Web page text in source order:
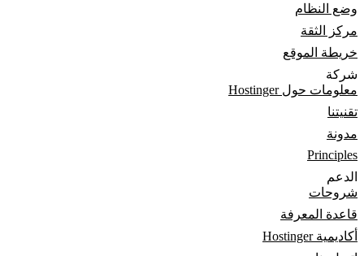
وضع النظام
مركز الثقة
خريطة الموقع
شركة
معلومات حول Hostinger
تقنيتنا
مدونة
Principles
الدعم
شروحات
قاعدة المعرفة
أكاديمية Hostinger